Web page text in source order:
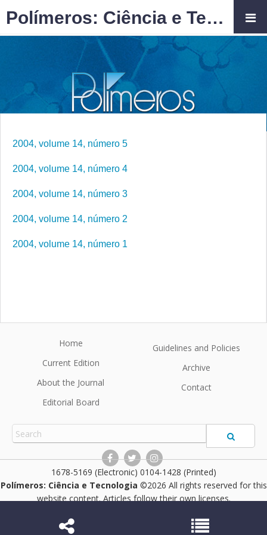
2004, volume 14, número 5
2004, volume 14, número 4
2004, volume 14, número 3
2004, volume 14, número 2
2004, volume 14, número 1
Home
Current Edition
About the Journal
Editorial Board
Guidelines and Policies
Archive
Contact
1678-5169 (Electronic) 0104-1428 (Printed)
Polímeros: Ciência e Tecnologia ©2026 All rights reserved for this
website content. Articles follow their own licenses.
Polímeros: Ciência e Tecnologia